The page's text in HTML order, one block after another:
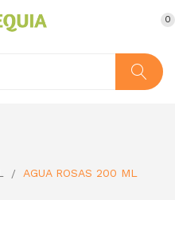
0
AGUA ROSAS 200 ML